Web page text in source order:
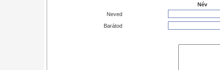
Név
Neved
Barátod